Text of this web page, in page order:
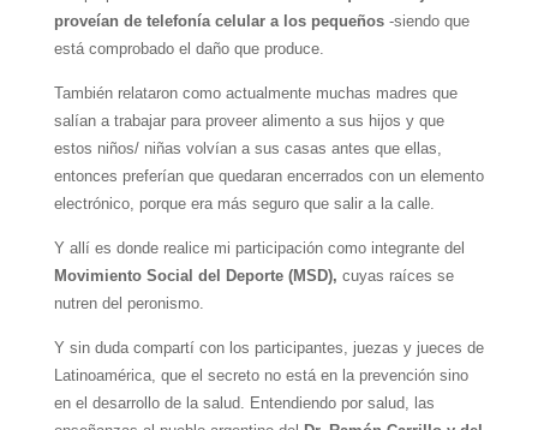
proveían de telefonía celular a los pequeños -siendo que
está comprobado el daño que produce.
También relataron como actualmente muchas madres que
salían a trabajar para proveer alimento a sus hijos y que
estos niños/ niñas volvían a sus casas antes que ellas,
entonces preferían que quedaran encerrados con un elemento
electrónico, porque era más seguro que salir a la calle.
Y allí es donde realice mi participación como integrante del
Movimiento Social del Deporte (MSD), cuyas raíces se
nutren del peronismo.
Y sin duda compartí con los participantes, juezas y jueces de
Latinoamérica, que el secreto no está en la prevenciónsino
en el desarrollo de la salud. Entendiendo por salud, las